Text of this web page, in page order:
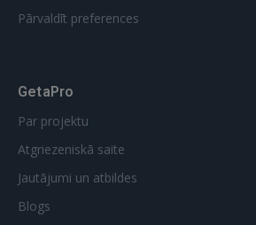
Pārvaldīt preferences
GetaPro
Par projektu
Atgriezeniskā saite
Jautājumi un atbildes
Blogs